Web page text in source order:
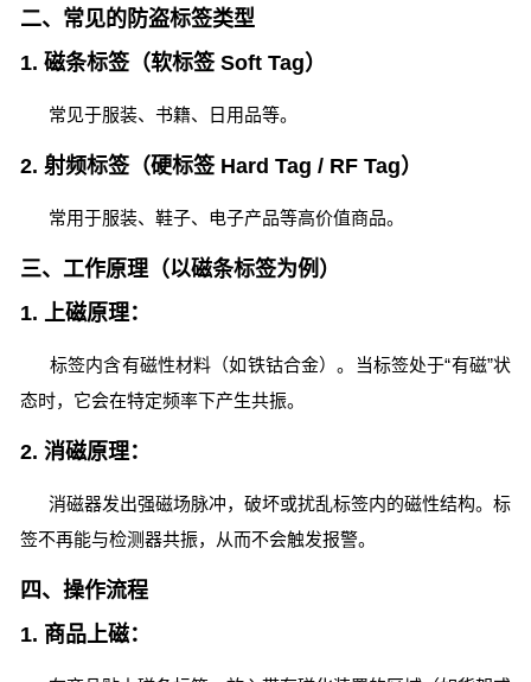
二、常见的防盗标签类型
1. 磁条标签（软标签 Soft Tag）
常见于服装、书籍、日用品等。
2. 射频标签（硬标签 Hard Tag / RF Tag）
常用于服装、鞋子、电子产品等高价值商品。
三、工作原理（以磁条标签为例）
1. 上磁原理：
标签内含有磁性材料（如铁钴合金）。当标签处于“有磁”状
态时，它会在特定频率下产生共振。
2. 消磁原理：
消磁器发出强磁场脉冲，破坏或扰乱标签内的磁性结构。标
签不再能与检测器共振，从而不会触发报警。
四、操作流程
1. 商品上磁：